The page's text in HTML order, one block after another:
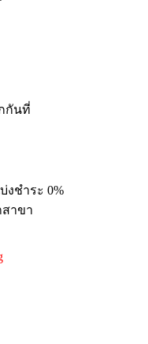
กันที่
งชำระ 0%
าขา